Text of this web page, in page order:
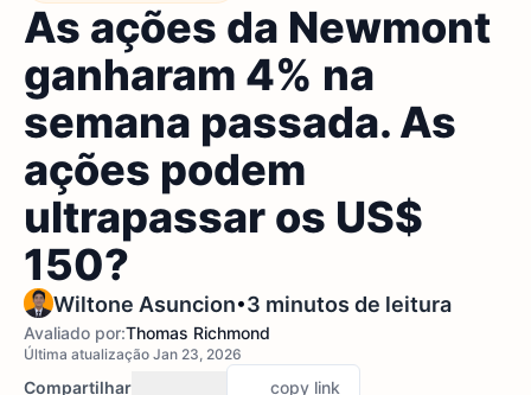
As ações da Newmont
ganharam 4% na
semana passada. As
ações podem
ultrapassar os US$
150?
Wiltone Asuncion•3 minutos de leitura
Avaliado por:Thomas Richmond
Última atualização Jan 23, 2026
Compartilhar copy link